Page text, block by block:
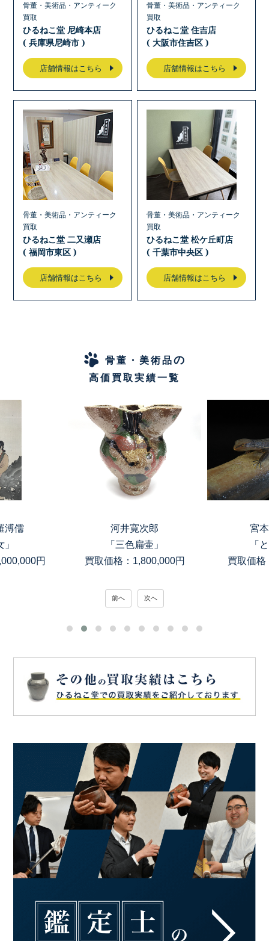
骨董・美術品・アンティーク
買取
ひるねこ堂 尼崎本店
( 兵庫県尼崎市 )
店舗情報はこちら
骨董・美術品・アンティーク
買取
ひるねこ堂 住吉店
( 大阪市住吉区 )
店舗情報はこちら
骨董・美術品・アンティーク
買取
ひるねこ堂 二又瀬店
( 福岡市東区 )
店舗情報はこちら
骨董・美術品・アンティーク
買取
ひるねこ堂 松ケ丘町店
( 千葉市中央区 )
店舗情報はこちら
骨董・美術品の
高価買取実績一覧
溥儒
円
河井寛次郎
「三色扁壷」
買取価格：1,800,000円
宮
「
買取価格
前へ 次へ